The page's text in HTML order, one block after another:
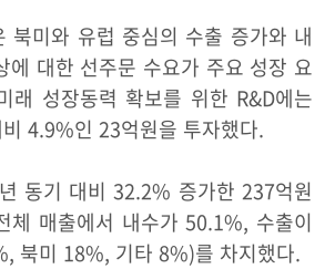
북미와 유럽 중심의 수출 증가와 내
에 대한 선주문 수요가 주요 성장 요
래 성장동력 확보를 위한 R&D에는
4.9%인 23억원을 투자했다.
동기 대비 32.2% 증가한 237억원
체 매출에서 내수가 50.1%, 수출이
북미 18%, 기타 8%)를 차지했다.